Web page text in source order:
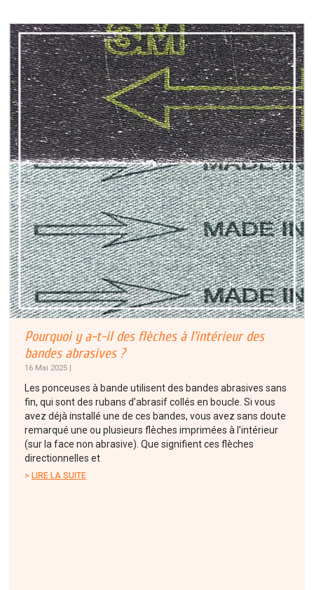
Pourquoi y a-t-il des flèches à l’intérieur des
bandes abrasives ?
16 Mai 2025 |
Les ponceuses à bande utilisent des bandes abrasives sans
fin, qui sont des rubans d’abrasif collés en boucle. Si vous
avez déjà installé une de ces bandes, vous avez sans doute
remarqué une ou plusieurs flèches imprimées à l’intérieur
(sur la face non abrasive). Que signifient ces flèches
directionnelles et
LIRE LA SUITE